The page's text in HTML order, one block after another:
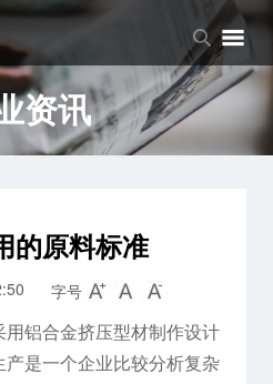
资讯
的原料标准
字号
用铝合金挤压型材制作设计
是一个企业比较分析复杂